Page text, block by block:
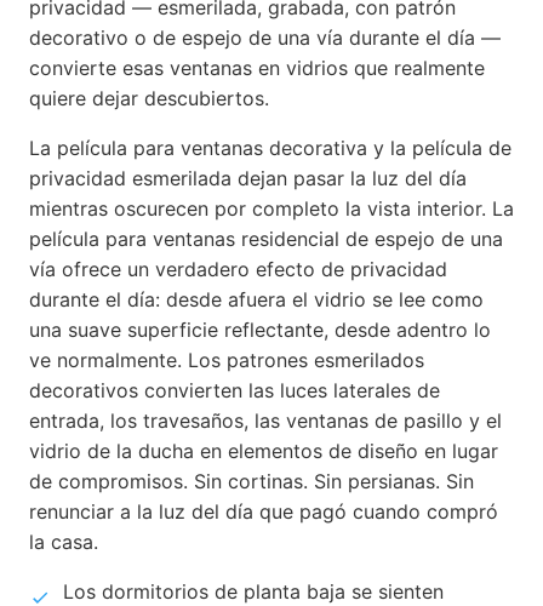
privacidad — esmerilada, grabada, con patrón
decorativo o de espejo de una vía durante el día —
convierte esas ventanas en vidrios que realmente
quiere dejar descubiertos.
La película para ventanas decorativa y la película de
privacidad esmerilada dejan pasar la luz del día
mientras oscurecen por completo la vista interior. La
película para ventanas residencial de espejo de una
vía ofrece un verdadero efecto de privacidad
durante el día: desde afuera el vidrio se lee como
una suave superficie reflectante, desde adentro lo
ve normalmente. Los patrones esmerilados
decorativos convierten las luces laterales de
entrada, los travesaños, las ventanas de pasillo y el
vidrio de la ducha en elementos de diseño en lugar
de compromisos. Sin cortinas. Sin persianas. Sin
renunciar a la luz del día que pagó cuando compró
la casa.
Los dormitorios de planta baja se sienten